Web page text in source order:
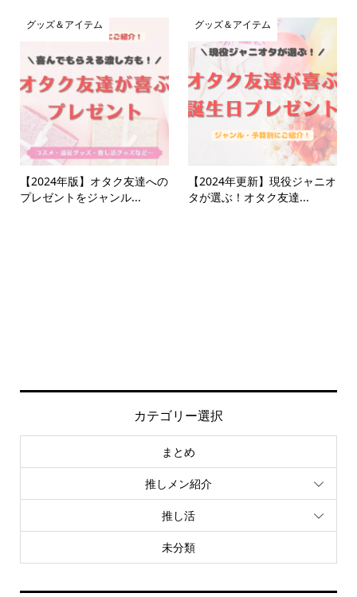
グッズ＆アイテム
【2024年版】オタク友達への
プレゼントをジャンル...
グッズ＆アイテム
【2024年更新】現役ジャニオ
タが選ぶ！オタク友達...
カテゴリー選択
まとめ
推しメン紹介
推し活
未分類